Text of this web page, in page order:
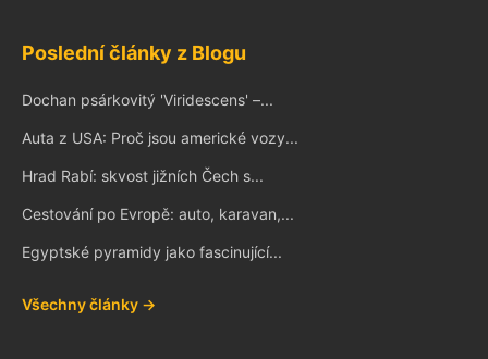
Poslední články z Blogu
Dochan psárkovitý 'Viridescens' –...
Auta z USA: Proč jsou americké vozy...
Hrad Rabí: skvost jižních Čech s...
Cestování po Evropě: auto, karavan,...
Egyptské pyramidy jako fascinující...
Všechny články →